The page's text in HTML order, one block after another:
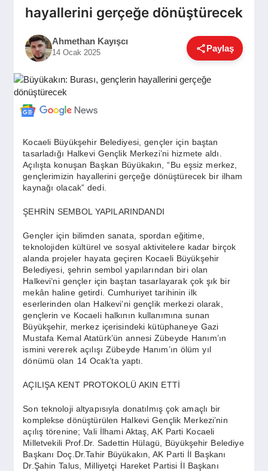
GÜNDEM
SIYASET
EKONOMI
DÜNYA
SAĞLIK
SPOR
YAŞAM
hayallerini gerçeğe dönüştürecek
Ahmethan Kayışcı
14 Ocak 2025 Paylaş
Kocaeli Büyükşehir Belediyesi, gençler için baştan
tasarladığı Halkevi Gençlik Merkezi’ni hizmete aldı.
Açılışta konuşan Başkan Büyükakın, “Bu eşsiz merkez,
gençlerimizin hayallerini gerçeğe dönüştürecek bir ilham
kaynağı olacak” dedi.
ŞEHRİN SEMBOL YAPILARINDANDI
Gençler için bilimden sanata, spordan eğitime,
teknolojiden kültürel ve sosyal aktivitelere kadar birçok
alanda projeler hayata geçiren Kocaeli Büyükşehir
Belediyesi, şehrin sembol yapılarından biri olan
Halkevi’ni gençler için baştan tasarlayarak çok şık bir
mekân haline getirdi. Cumhuriyet tarihinin ilk
eserlerinden olan Halkevi’ni gençlik merkezi olarak,
gençlerin ve Kocaeli halkının kullanımına sunan
Büyükşehir, merkez içerisindeki kütüphaneye Gazi
Mustafa Kemal Atatürk’ün annesi Zübeyde Hanım’ın
ismini vererek açılışı Zübeyde Hanım’ın ölüm yıl
dönümü olan 14 Ocak’ta yaptı.
AÇILIŞA KENT PROTOKOLÜ AKIN ETTİ
Son teknoloji altyapısıyla donatılmış çok amaçlı bir
komplekse dönüştürülen Halkevi Gençlik Merkezi’nin
açılış törenine; Vali İlhami Aktaş, AK Parti Kocaeli
Milletvekili Prof.Dr. Sadettin Hülagü, Büyükşehir Belediye
Başkanı Doç.Dr.Tahir Büyükakın, AK Parti İl Başkanı
Dr.Şahin Talus, Milliyetçi Hareket Partisi İl Başkanı